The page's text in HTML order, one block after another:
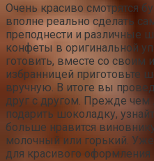
Очень красиво смотрятся
вполне реально сделать
преподнести и различные
конфеты в оригинальной
готовить, вместе со своим
избранницей приготовьте
вручную. В итоге вы
друг с другом. Прежде чем
подарить шоколадку,
больше нравится
молочный или горький.
для красивого оформления